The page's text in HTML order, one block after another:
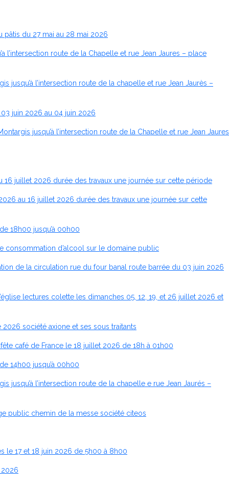
du 27 mai au 28 mai 2026
route de la Chapelle et rue Jean Jaures – place
l’intersection route de la chapelle et rue Jean Jaurès –
juin 2026 au 04 juin 2026
jusqu’à l’intersection route de la Chapelle et rue Jean Jaures
juillet 2026 durée des travaux une journée sur cette période
au 16 juillet 2026 durée des travaux une journée sur cette
18h00 jusqu’à 00h00
consommation d’alcool sur le domaine public
de la circulation rue du four banal route barrée du 03 juin 2026
lectures colette les dimanches 05, 12, 19, et 26 juillet 2026 et
société axione et ses sous traitants
café de France le 18 juillet 2026 de 18h à 01h00
14h00 jusqu’à 00h00
l’intersection route de la chapelle e rue Jean Jaurés –
public chemin de la messe société citeos
le 17 et 18 juin 2026 de 5h00 à 8h00